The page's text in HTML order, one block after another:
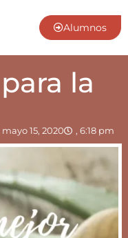
Alumnos
la
mayo 15, 2020 , 6:18 pm